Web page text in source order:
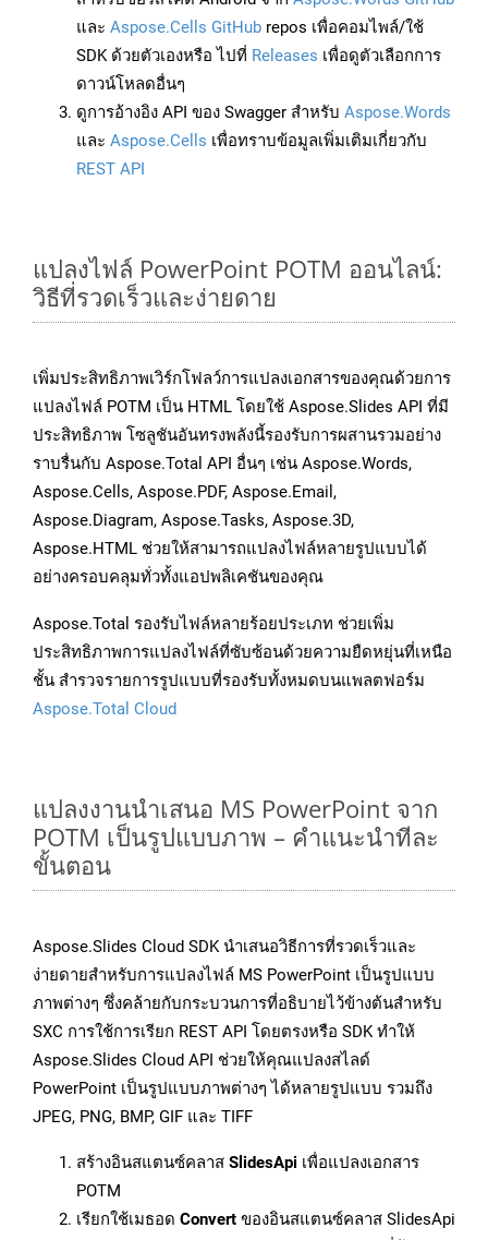
และ Aspose.Cells GitHub repos เพื่อคอมไพล์/ใช้
SDK ด้วยตัวเองหรือ ไปที่ Releases เพื่อดูตัวเลือกการ
ดาวน์โหลดอื่นๆ
ดูการอ้างอิง API ของ Swagger สำหรับ Aspose.Words
และ Aspose.Cells เพื่อทราบข้อมูลเพิ่มเติมเกี่ยวกับ
REST API
แปลงไฟล์ PowerPoint POTM ออนไลน์:
วิธีที่รวดเร็วและง่ายดาย
เพิ่มประสิทธิภาพเวิร์กโฟลว์การแปลงเอกสารของคุณด้วยการ
แปลงไฟล์ POTM เป็น HTML โดยใช้ Aspose.Slides API ที่มี
ประสิทธิภาพ โซลูชันอันทรงพลังนี้รองรับการผสานรวมอย่าง
ราบรื่นกับ Aspose.Total API อื่นๆ เช่น Aspose.Words,
Aspose.Cells, Aspose.PDF, Aspose.Email,
Aspose.Diagram, Aspose.Tasks, Aspose.3D,
Aspose.HTML ช่วยให้สามารถแปลงไฟล์หลายรูปแบบได้
อย่างครอบคลุมทั่วทั้งแอปพลิเคชันของคุณ
Aspose.Total รองรับไฟล์หลายร้อยประเภท ช่วยเพิ่ม
ประสิทธิภาพการแปลงไฟล์ที่ซับซ้อนด้วยความยืดหยุ่นที่เหนือ
ชั้น สำรวจรายการรูปแบบที่รองรับทั้งหมดบนแพลตฟอร์ม
Aspose.Total Cloud
แปลงงานนำเสนอ MS PowerPoint จาก
POTM เป็นรูปแบบภาพ – คำแนะนำทีละ
ขั้นตอน
Aspose.Slides Cloud SDK นำเสนอวิธีการที่รวดเร็วและ
ง่ายดายสำหรับการแปลงไฟล์ MS PowerPoint เป็นรูปแบบ
ภาพต่างๆ ซึ่งคล้ายกับกระบวนการที่อธิบายไว้ข้างต้นสำหรับ
SXC การใช้การเรียก REST API โดยตรงหรือ SDK ทำให้
Aspose.Slides Cloud API ช่วยให้คุณแปลงสไลด์
PowerPoint เป็นรูปแบบภาพต่างๆ ได้หลายรูปแบบ รวมถึง
JPEG, PNG, BMP, GIF และ TIFF
สร้างอินสแตนซ์คลาส SlidesApi เพื่อแปลงเอกสาร
POTM
เรียกใช้เมธอด Convert ของอินสแตนซ์คลาส SlidesApi